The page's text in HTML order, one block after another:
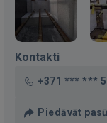
Kontakti
+371 *** ***
Piedāvāt